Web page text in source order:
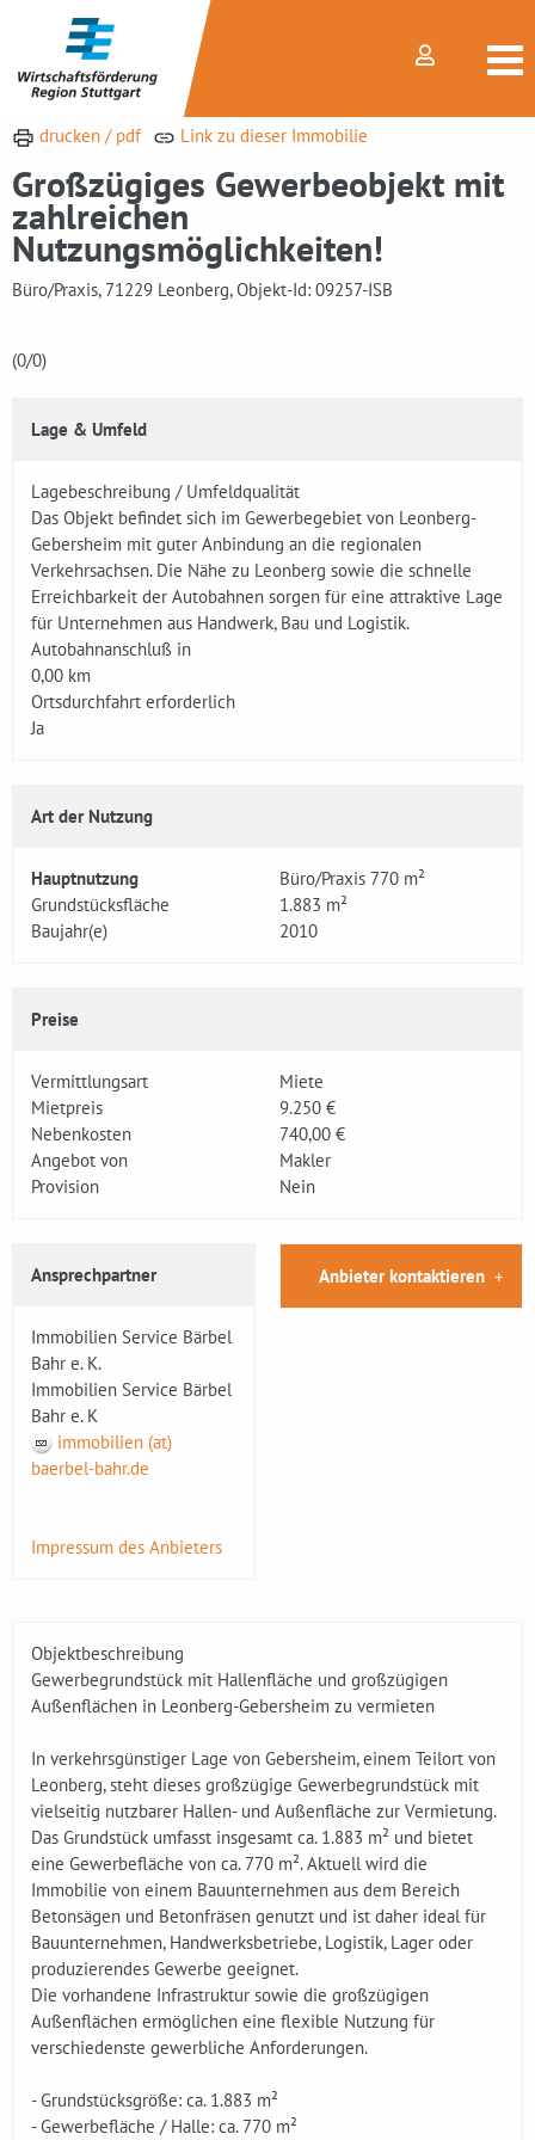
drucken / pdf Link zu dieser Immobilie
Großzügiges Gewerbeobjekt mit
zahlreichen
Nutzungsmöglichkeiten!
Büro/Praxis, 71229 Leonberg, Objekt-Id: 09257-ISB
(0/0)
Lage & Umfeld
Lagebeschreibung / Umfeldqualität
Das Objekt befindet sich im Gewerbegebiet von Leonberg-
Gebersheim mit guter Anbindung an die regionalen
Verkehrsachsen. Die Nähe zu Leonberg sowie die schnelle
Erreichbarkeit der Autobahnen sorgen für eine attraktive Lage
für Unternehmen aus Handwerk, Bau und Logistik.
Autobahnanschluß in
0,00 km
Ortsdurchfahrt erforderlich
Ja
Art der Nutzung
Hauptnutzung
Büro/Praxis 770 m²
Grundstücksfläche
1.883 m²
Baujahr(e)
2010
Preise
Vermittlungsart
Miete
Mietpreis
9.250 €
Nebenkosten
740,00 €
Angebot von
Makler
Provision
Nein
Ansprechpartner
Immobilien Service Bärbel
Bahr e. K.
Immobilien Service Bärbel
Bahr e. K
immobilien (at)
baerbel-bahr.de
Impressum des Anbieters
Anbieter kontaktieren
Objektbeschreibung
Gewerbegrundstück mit Hallenfläche und großzügigen
Außenflächen in Leonberg-Gebersheim zu vermieten
In verkehrsgünstiger Lage von Gebersheim, einem Teilort von
Leonberg, steht dieses großzügige Gewerbegrundstück mit
vielseitig nutzbarer Hallen- und Außenfläche zur Vermietung.
Das Grundstück umfasst insgesamt ca. 1.883 m² und bietet
eine Gewerbefläche von ca. 770 m². Aktuell wird die
Immobilie von einem Bauunternehmen aus dem Bereich
Betonsägen und Betonfräsen genutzt und ist daher ideal für
Bauunternehmen, Handwerksbetriebe, Logistik, Lager oder
produzierendes Gewerbe geeignet.
Die vorhandene Infrastruktur sowie die großzügigen
Außenflächen ermöglichen eine flexible Nutzung für
verschiedenste gewerbliche Anforderungen.
- Grundstücksgröße: ca. 1.883 m²
- Gewerbefläche / Halle: ca. 770 m²